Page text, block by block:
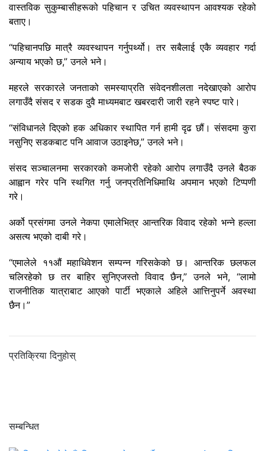
वास्तविक सुकुम्बासीहरूको पहिचान र उचित व्यवस्थापन आवश्यक रहेको
बताए।
“पहिचानपछि मात्रै व्यवस्थापन गर्नुपर्थ्यो। तर सबैलाई एकै व्यवहार गर्दा
अन्याय भएको छ,” उनले भने।
महरले सरकारले जनताको समस्याप्रति संवेदनशीलता नदेखाएको आरोप
लगाउँदै संसद र सडक दुवै माध्यमबाट खबरदारी जारी रहने स्पष्ट पारे।
“संविधानले दिएको हक अधिकार स्थापित गर्न हामी दृढ छौं। संसदमा कुरा
नसुनिए सडकबाट पनि आवाज उठाइनेछ,” उनले भने।
संसद सञ्चालनमा सरकारको कमजोरी रहेको आरोप लगाउँदै उनले बैठक
आह्वान गरेर पनि स्थगित गर्नु जनप्रतिनिधिमाथि अपमान भएको टिप्पणी
गरे।
अर्को प्रसंगमा उनले नेकपा एमालेभित्र आन्तरिक विवाद रहेको भन्ने हल्ला
असत्य भएको दाबी गरे।
“एमालेले ११औं महाधिवेशन सम्पन्न गरिसकेको छ। आन्तरिक छलफल
चलिरहेको छ तर बाहिर सुनिएजस्तो विवाद छैन,” उनले भने, “लामो
राजनीतिक यात्राबाट आएको पार्टी भएकाले अहिले आत्तिनुपर्ने अवस्था
छैन।”
प्रतिक्रिया दिनुहाेस्
सम्बन्धित